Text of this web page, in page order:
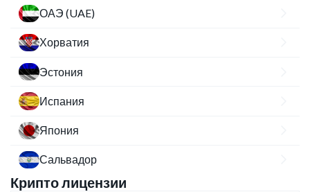
ОАЭ (UAE)
Хорватия
Эстония
Испания
Япония
Сальвадор
Крипто лицензии